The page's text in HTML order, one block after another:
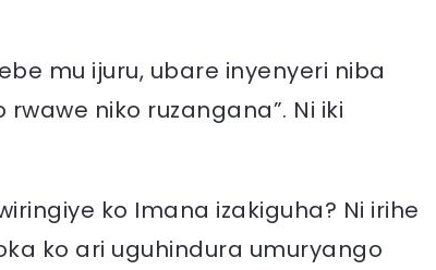
mu ijuru, ubare inyenyeri niba
niko ruzangana”. Ni iki
ko Imana izakiguha? Ni irihe
ko ari uguhindura umuryango